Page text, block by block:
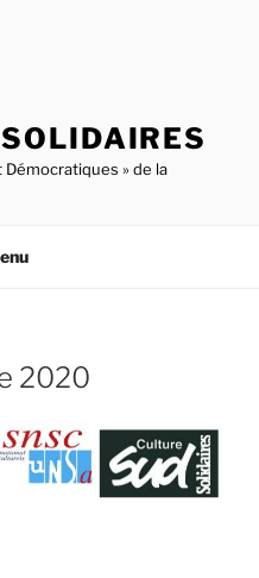
Démocratiques » de la
2020